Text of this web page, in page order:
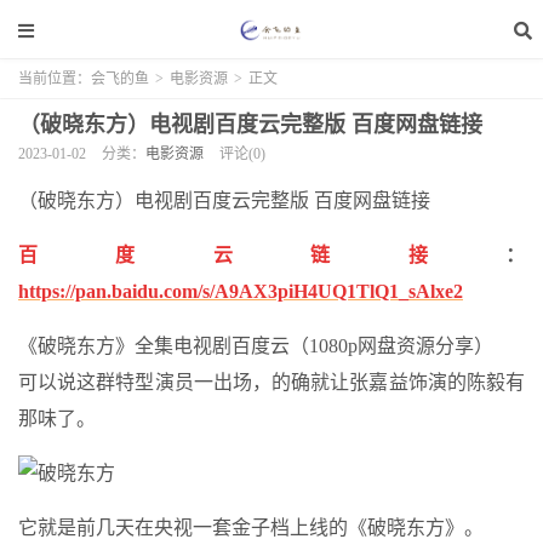
当前位置： 会飞的鱼 > 电影资源 > 正文
（破晓东方）电视剧百度云完整版 百度网盘链接
2023-01-02 分类： 电影资源 评论(0)
（破晓东方）电视剧百度云完整版 百度网盘链接
百度云链接
：
https://pan.baidu.com/s/A9AX3piH4UQ1TlQ1_sAlxe2
《破晓东方》全集电视剧百度云（1080p网盘资源分享）
可以说这群特型演员一出场，的确就让张嘉益饰演的陈毅有
那味了。
它就是前几天在央视一套金子档上线的《破晓东方》。